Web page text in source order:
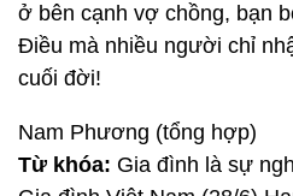
ở bên cạnh vợ chồng, bạn
Điều mà nhiều người chỉ
cuối đời!
Nam Phương (tổng hợp)
Từ khóa: Gia đình là sự